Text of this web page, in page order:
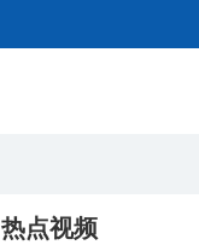
热点视频